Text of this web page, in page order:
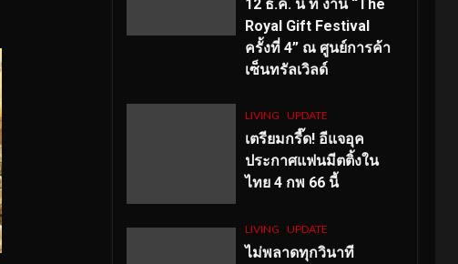
12 ธ.ค. นี้ ที่ งาน “The
Royal Gift Festival
ครั้งที่ 4” ณ ศูนย์การค้า
เซ็นทรัลเวิลด์
LIVING UPDATE
เตรียมกรี๊ด! อีแจอุค
ประกาศแฟนมีตติ้งใน
ไทย 4 กพ 66 นี้
LIVING UPDATE
ไม่พลาดทุกวินาที